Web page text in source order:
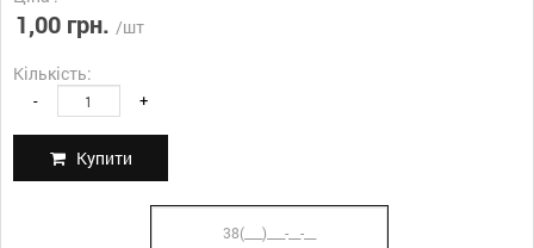
1,00 грн. /шт
Кількість:
- +
Купити